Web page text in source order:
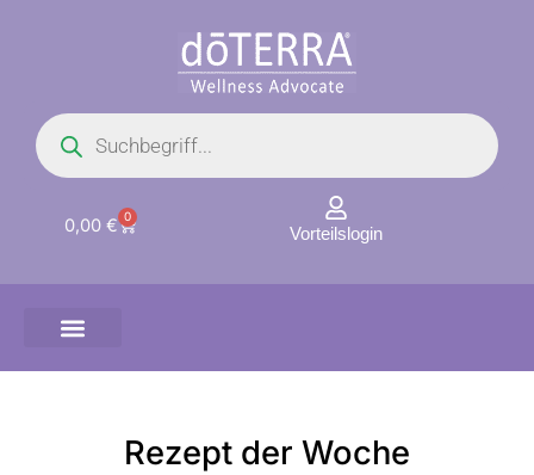
Products
search
0,00 € 0
Warenkorb Vorteilslogin
Rezept der Woche